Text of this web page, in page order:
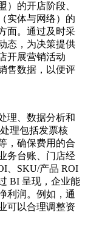
）的开店阶段、
实体与网络）的
面。通过及时采
态，为决策提供
开展营销活动
售数据，以便评
理、数据分析和
理包括发票核
，确保费用的合
务台账、门店经
、SKU/产品 ROI
BI 呈现，企业能
利润。例如，通
可以合理调整资